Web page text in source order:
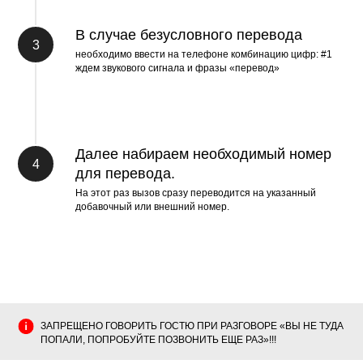
В случае безусловного перевода
необходимо ввести на телефоне комбинацию цифр: #1
ждем звукового сигнала и фразы «перевод»
Далее набираем необходимый номер
для перевода.
На этот раз вызов сразу переводится на указанный
добавочный или внешний номер.
ЗАПРЕЩЕНО ГОВОРИТЬ ГОСТЮ ПРИ РАЗГОВОРЕ «ВЫ НЕ ТУДА
ПОПАЛИ, ПОПРОБУЙТЕ ПОЗВОНИТЬ ЕЩЕ РАЗ»!!!